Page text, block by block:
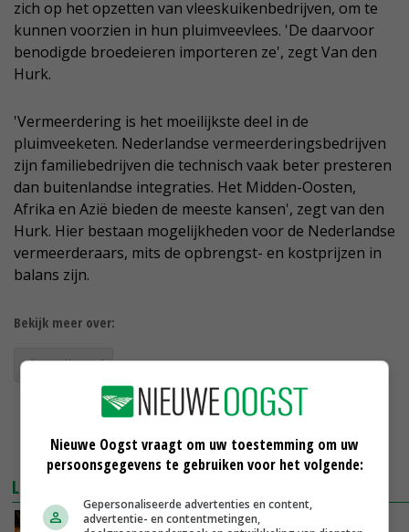
zich op het opzetten van vleeskuikenbedrijven, om te
kunnen voorzien in hun pluimveevlees. 'De daarvoor
benodigde broedeieren importeren ze', zegt Van den
Hurk.
'Vermeerdering is het moeilijkste deel in de
pluimveeketen. Nederlandse vermeerderingsbedrijven
zijn familiebedrijven die technisch vaak beter presteren
dan buitenlandse integraties. Het Midden-Oosten,
Afrika en Azië bieden de meeste kansen', zegt van den
Hurk. Hier bestaan mogelijkheden voor de Nederlandse
vermeerderaars, mits de opbrengst- en kostprijzen in
balans zijn.
Bekijk meer over:
eierprijzen
LEES OOK
Paasdrukte logistieke uitdaging pakstations
Nieuwe Oogst vraagt om uw toestemming om uw
persoonsgegevens te gebruiken voor het volgende:
Gepersonaliseerde advertenties en content,
advertentie- en contentmetingen,